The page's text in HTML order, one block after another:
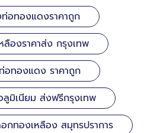
อทองแดงราคาถูก
ลืองราคาส่ง กรุงเทพ
อทองแดง ราคาถูก
ลูมิเนียม ส่งฟรีกรุงเทพ
กทองเหลือง สมุทรปราการ